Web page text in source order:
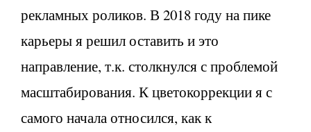
рекламных роликов. В 2018 году на пике
карьеры я решил оставить и это
направление, т.к. столкнулся с проблемой
масштабирования. К цветокоррекции я с
самого начала относился, как к